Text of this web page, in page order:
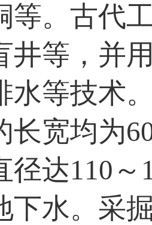
等。古代
井等，并
水等技术
长宽均为
径达110
下水。采